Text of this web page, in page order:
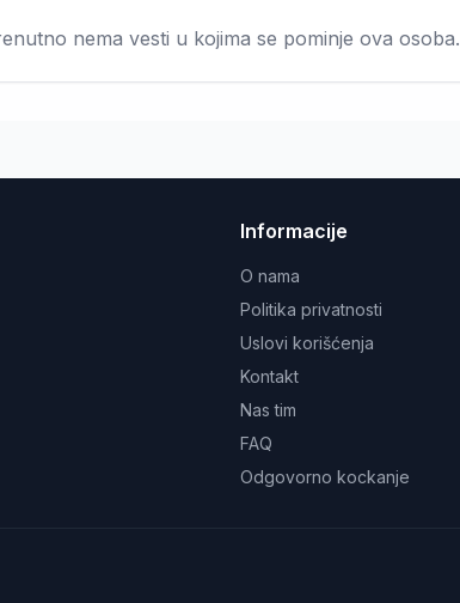
nema vesti u kojima se pominje ova osoba.
Informacije
O nama
Politika privatnosti
Uslovi korišćenja
Kontakt
Nas tim
FAQ
Odgovorno kockanje